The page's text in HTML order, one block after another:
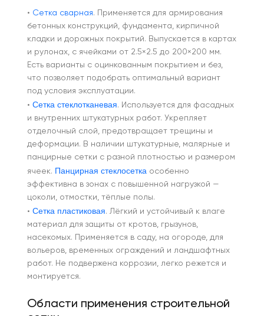
• Сетка сварная. Применяется для армирования
бетонных конструкций, фундамента, кирпичной
кладки и дорожных покрытий. Выпускается в картах
и рулонах, с ячейками от 2.5×2.5 до 200×200 мм.
Есть варианты с оцинкованным покрытием и без,
что позволяет подобрать оптимальный вариант
под условия эксплуатации.
• Сетка стеклотканевая. Используется для фасадных
и внутренних штукатурных работ. Укрепляет
отделочный слой, предотвращает трещины и
деформации. В наличии штукатурные, малярные и
панцирные сетки с разной плотностью и размером
ячеек. Панцирная стеклосетка особенно
эффективна в зонах с повышенной нагрузкой —
цоколи, отмостки, тёплые полы.
• Сетка пластиковая. Лёгкий и устойчивый к влаге
материал для защиты от кротов, грызунов,
насекомых. Применяется в саду, на огороде, для
вольеров, временных ограждений и ландшафтных
работ. Не подвержена коррозии, легко режется и
монтируется.
Области применения строительной